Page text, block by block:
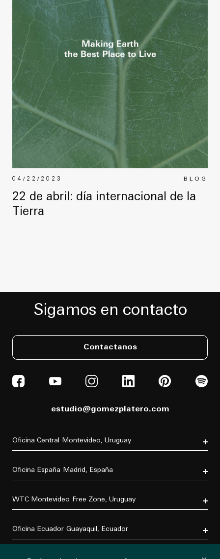
BLOG
04/22/2023
22 de abril: día internacional de la
Tierra
Sigamos en contacto
Contactanos
Oficina Central Montevideo, Uruguay
C.P. 11500
Tel. (+598) 2604 4433
Oficina España Madrid, España
Tel. (+34) 611 870 700
WTC Montevideo Free Zone, Uruguay
C.P. 11300
Tel. (+598) 2626 2322
Oficina Ecuador Guayaquil, Ecuador
estudio@gomezplatero.com